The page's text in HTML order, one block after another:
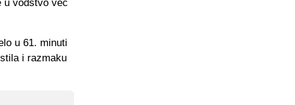
u vodstvo već
u 61. minuti
i razmaku